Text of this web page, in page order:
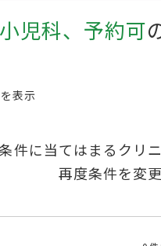
児科、予約可
表示
件に当てはまるクリ
再度条件を変